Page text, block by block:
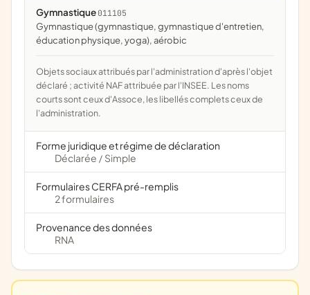
Gymnastique 011105
Gymnastique (gymnastique, gymnastique d'entretien,
éducation physique, yoga), aérobic
Objets sociaux attribués par l'administration d'après l'objet
déclaré ; activité NAF attribuée par l'INSEE. Les noms
courts sont ceux d'Assoce, les libellés complets ceux de
l'administration.
Forme juridique et régime de déclaration
Déclarée / Simple
Formulaires CERFA pré-remplis
2 formulaires
Provenance des données
RNA